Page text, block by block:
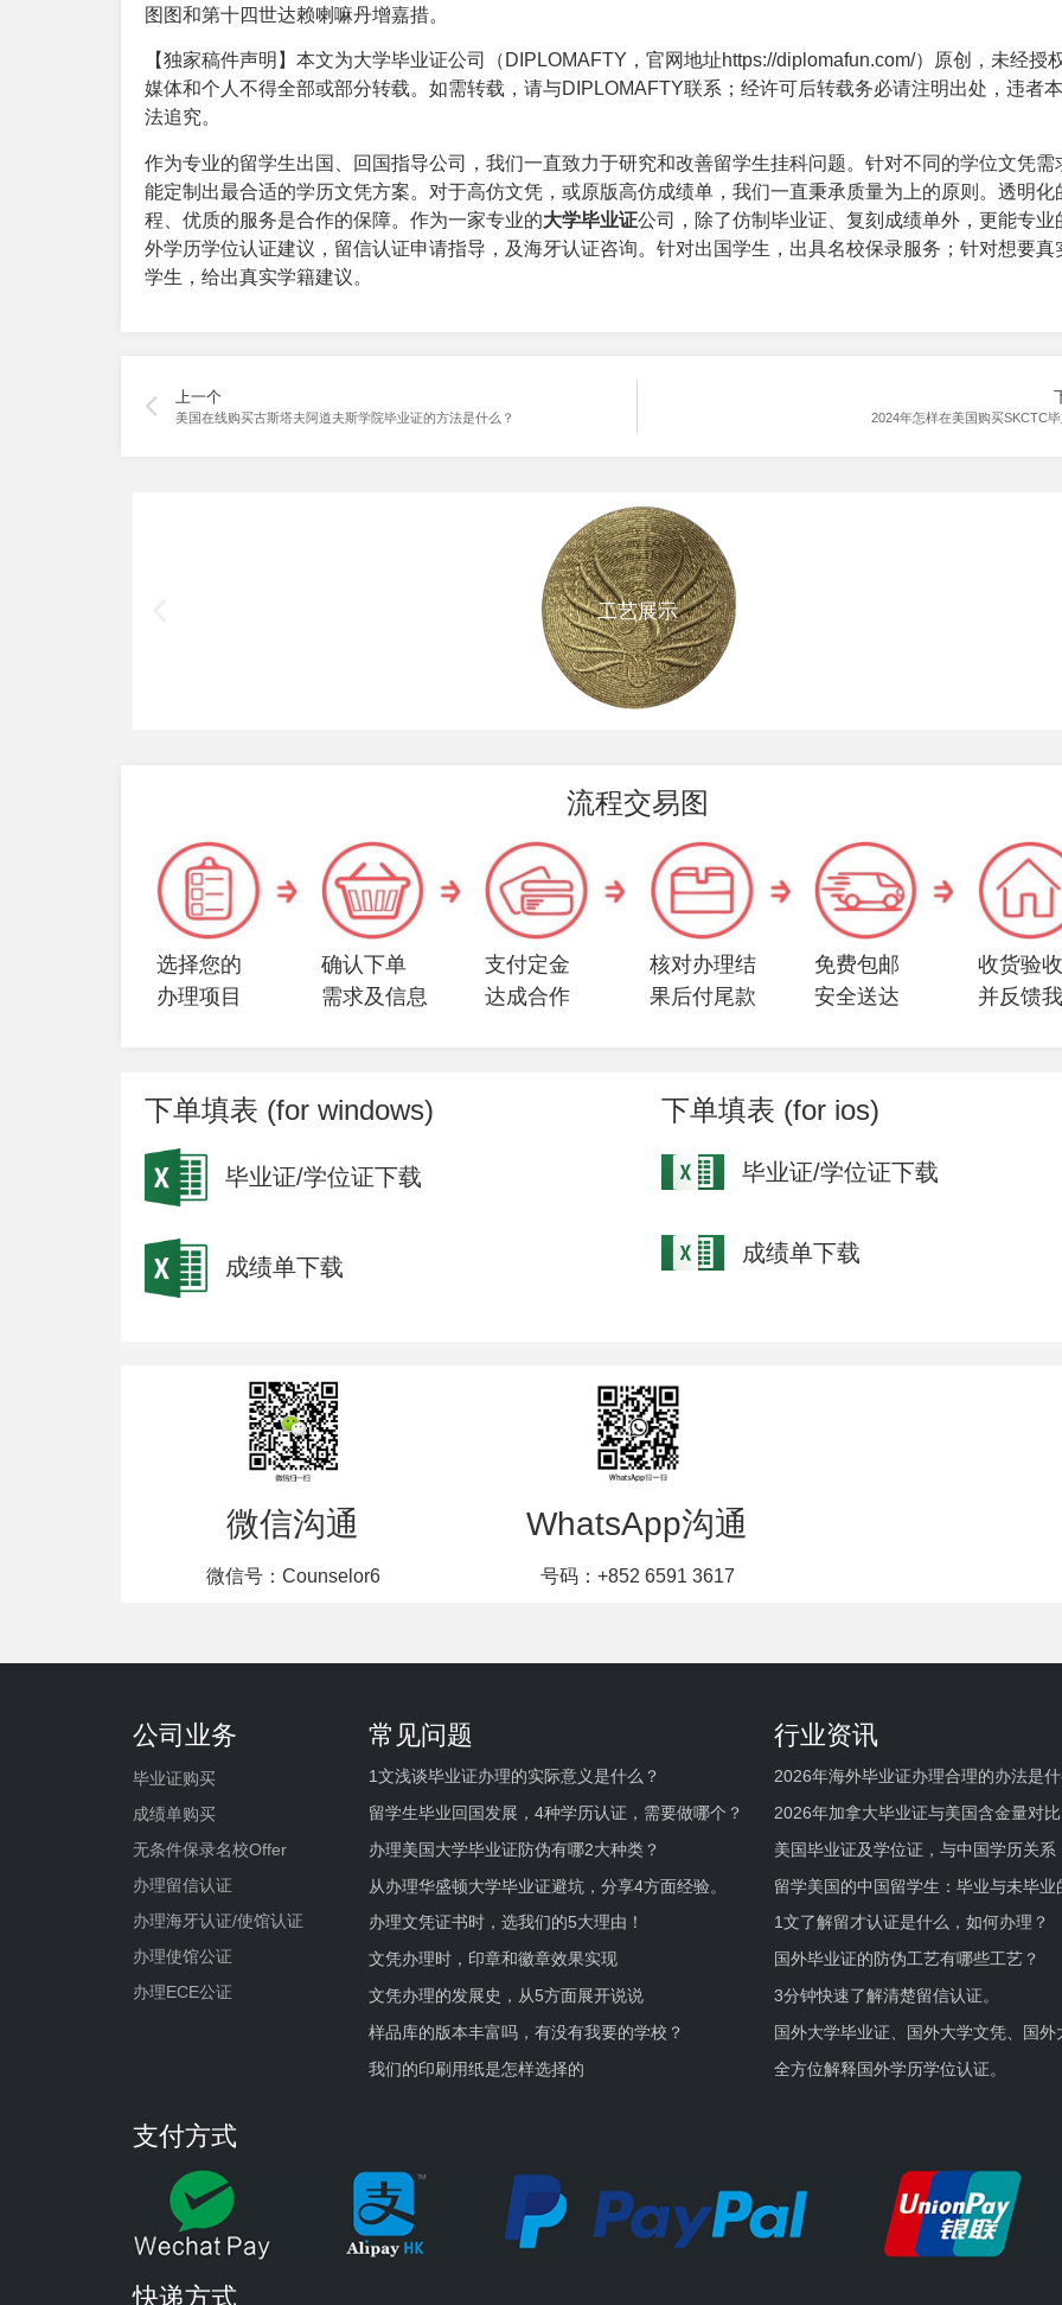
图图和第十四世达赖喇嘛丹增嘉措。
【独家稿件声明】本文为大学毕业证公司（DIPLOMAFTY，官网地址https://diplomafun.com/）原创，未经授
媒体和个人不得全部或部分转载。如需转载，请与DIPLOMAFTY联系；经许可后转载务必请注明出处，违者
法追究。
作为专业的留学生出国、回国指导公司，我们一直致力于研究和改善留学生挂科问题。针对不同的学位文凭需
能定制出最合适的学历文凭方案。对于高仿文凭，或原版高仿成绩单，我们一直秉承质量为上的原则。透明化
程、优质的服务是合作的保障。作为一家专业的大学毕业证公司，除了仿制毕业证、复刻成绩单外，更能专业
外学历学位认证建议，留信认证申请指导，及海牙认证咨询。针对出国学生，出具名校保录服务；针对想要真
学生，给出真实学籍建议。
上一个
美国在线购买古斯塔夫阿道夫斯学院毕业证的方法是什么？ 2024年怎样在美国购买SKCTC
工艺展示
流程交易图
选择您的
办理项目
确认下单
需求及信息
支付定金
达成合作
核对办理结
果后付尾款
免费包邮
安全送达
收货验
并反馈
下单填表 (for windows)
毕业证/学位证下载
成绩单下载
下单填表 (for ios)
毕业证/学位证下载
成绩单下载
微信沟通
微信号：Counselor6
WhatsApp沟通
号码：+852 6591 3617
公司业务
毕业证购买
成绩单购买
无条件保录名校Offer
办理留信认证
办理海牙认证/使馆认证
办理使馆公证
办理ECE公证
常见问题
1文浅谈毕业证办理的实际意义是什么？
留学生毕业回国发展，4种学历认证，需要做哪个？
办理美国大学毕业证防伪有哪2大种类？
从办理华盛顿大学毕业证避坑，分享4方面经验。
办理文凭证书时，选我们的5大理由！
文凭办理时，印章和徽章效果实现
文凭办理的发展史，从5方面展开说说
样品库的版本丰富吗，有没有我要的学校？
我们的印刷用纸是怎样选择的
行业资讯
2026年海外毕业证办理合理的办法是
2026年加拿大毕业证与美国含金量对比
美国毕业证及学位证，与中国学历关系
留学美国的中国留学生：毕业与未毕业
1文了解留才认证是什么，如何办理？
国外毕业证的防伪工艺有哪些工艺？
3分钟快速了解清楚留信认证。
国外大学毕业证、国外大学文凭、国外
全方位解释国外学历学位认证。
支付方式
快递方式